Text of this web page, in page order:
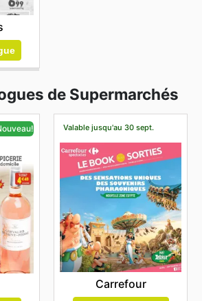
de Supermarchés
Valable jusqu'au 30 sept.
Carrefour